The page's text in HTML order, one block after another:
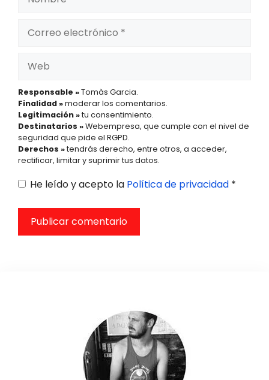
electrónico
Responsable »Tomàs Garcia.
Finalidad »moderar los comentarios.
Legitimación »tu consentimiento.
Destinatarios »Webempresa, que cumple con el nivel de
seguridad que pide el RGPD.
Derechos »tendrás derecho, entre otros, a acceder,
rectificar, limitar y suprimir tus datos.
He leído y acepto la Política de privacidad *